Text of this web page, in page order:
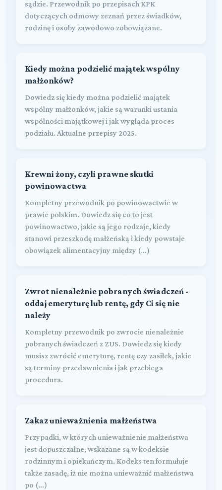
sądzie. Przewodnik po przepisach KPK
dotyczących odmowy zeznań przez świadków,
rodzinę i osoby zawodowo zobowiązane.
Kiedy można podzielić majątek wspólny
małżonków?
Dowiedz się kiedy można podzielić majątek
wspólny małżonków, jakie są warunki ustania
wspólności majątkowej i jak wygląda proces
podziału. Aktualne przepisy 2025.
Krewni żony, czyli prawne skutki
powinowactwa
Kompletny przewodnik po powinowactwie w
prawie polskim. Dowiedz się co to jest
powinowactwo, jakie są jego rodzaje, kiedy
stanowi przeszkodę małżeńską i kiedy powstaje
obowiązek alimentacyjny między (...)
Zwrot nienależnie pobranych świadczeń -
oddaj emeryturę lub rentę, gdy Ci się nie
należy
Kompletny przewodnik po zwrocie nienależnie
pobranych świadczeń z ZUS. Dowiedz się kiedy
musisz zwrócić emeryturę, rentę czy zasiłek, jakie
są terminy przedawnienia i jak przebiega
procedura.
Zakaz unieważnienia małżeństwa
Przypadki, w których unieważnienie małżeństwa
jest dopuszczalne, wskazane są w kodeksie
rodzinnym i opiekuńczym. Kodeks ten formułuje
także zasadę, iż nie można unieważnić małżeństwa
po (...)